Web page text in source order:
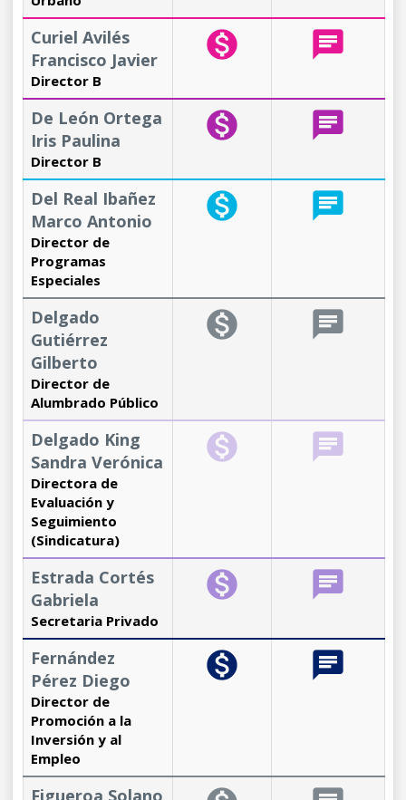
Curiel Avilés
Francisco Javier
Director B
monetization_on chat
De León Ortega
Iris Paulina
Director B
monetization_on chat
Del Real Ibañez
Marco Antonio
Director de
Programas
Especiales
monetization_on chat
Delgado
Gutiérrez
Gilberto
Director de
Alumbrado Público
monetization_on chat
Delgado King
Sandra Verónica
Directora de
Evaluación y
Seguimiento
(Sindicatura)
monetization_on chat
Estrada Cortés
Gabriela
Secretaria Privado
monetization_on chat
Fernández
Pérez Diego
Director de
Promoción a la
Inversión y al
Empleo
monetization_on chat
Figueroa Solano